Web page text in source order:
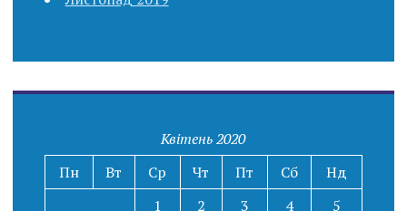
Квітень 2020
Пн
Вт Ср Чт Пт Сб
Нд
1
2 3 4 5